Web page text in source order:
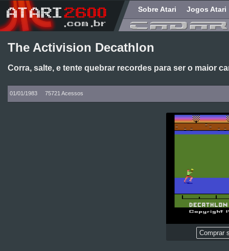
Sobre Atari Jogos Atari
The Activision Decathlon
Corra, salte, e tente quebrar recordes para ser o maior
01/01/1983 75721 Acessos
Comprar